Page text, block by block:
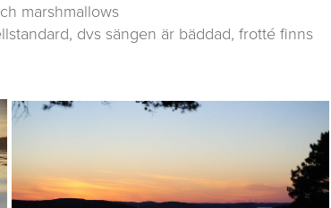
marshmallows
dvs sängen är bäddad, frotté finns